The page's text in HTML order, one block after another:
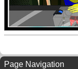
Page Navigation